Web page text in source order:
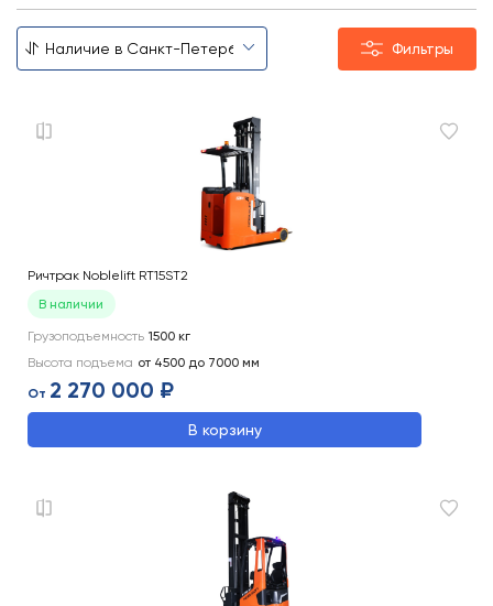
Фильтры
Ричтрак Noblelift RT15ST2
В наличии
Грузоподъемность 1500 кг
Высота подъема от 4500 до 7000 мм
От 2 270 000 ₽
В корзину